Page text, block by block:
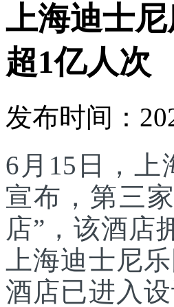
上海迪士
超1亿人次
发布时间：
6月15日，上
宣布，第三
店”，该酒店
上海迪士尼
酒店已进入